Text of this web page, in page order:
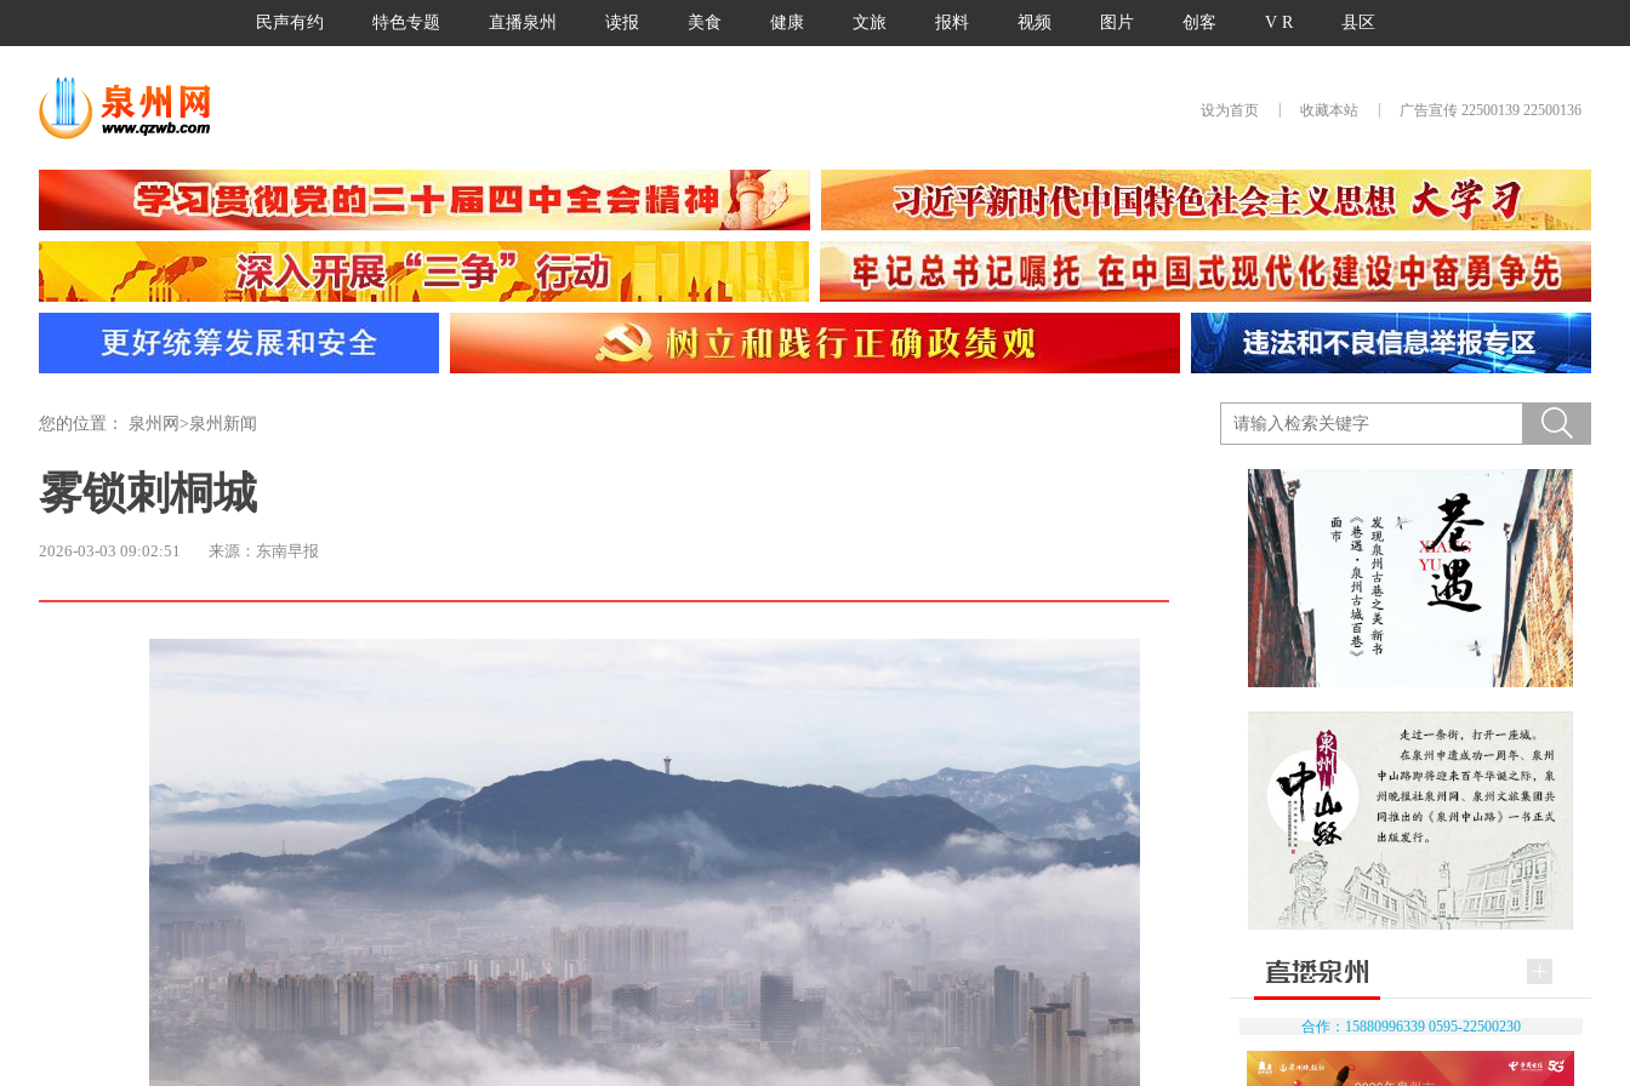
民声有约 特色专题 直播泉州 读报 美食 健康 文旅 报料 视频 图片 创客 V R 县区
设为首页 收藏本站 广告宣传 22500139 22500136
您的位置： 泉州网 >泉州新闻
雾锁刺桐城
2026-03-03 09:02:51 来源：东南早报
合作：15880996339 0595-22500230